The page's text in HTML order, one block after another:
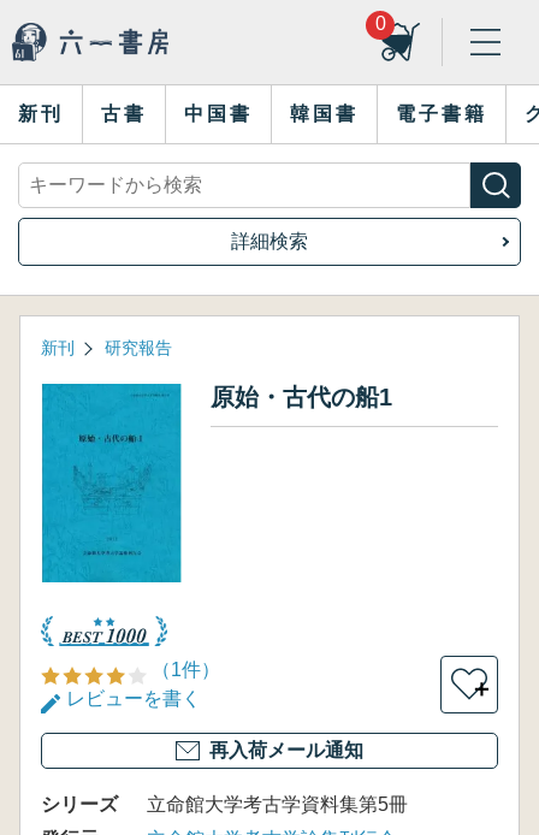
0
新刊 古書 中国書 韓国書 電子書籍
詳細検索
新刊 研究報告
原始・古代の船1
（1件）
レビューを書く
＋
再入荷メール通知
シリーズ
立命館大学考古学資料集第5冊